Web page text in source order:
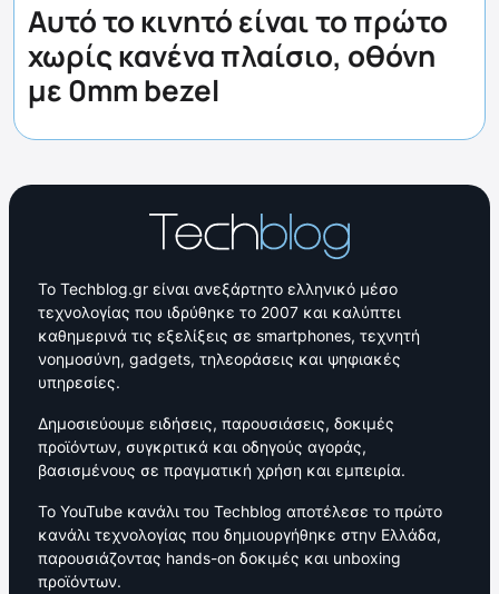
Αυτό το κινητό είναι το πρώτο
χωρίς κανένα πλαίσιο, οθόνη
με 0mm bezel
Το Techblog.gr είναι ανεξάρτητο ελληνικό μέσο
τεχνολογίας που ιδρύθηκε το 2007 και καλύπτει
καθημερινά τις εξελίξεις σε smartphones, τεχνητή
νοημοσύνη, gadgets, τηλεοράσεις και ψηφιακές
υπηρεσίες.
Δημοσιεύουμε ειδήσεις, παρουσιάσεις, δοκιμές
προϊόντων, συγκριτικά και οδηγούς αγοράς,
βασισμένους σε πραγματική χρήση και εμπειρία.
Το YouTube κανάλι του Techblog αποτέλεσε το πρώτο
κανάλι τεχνολογίας που δημιουργήθηκε στην Ελλάδα,
παρουσιάζοντας hands-on δοκιμές και unboxing
προϊόντων.